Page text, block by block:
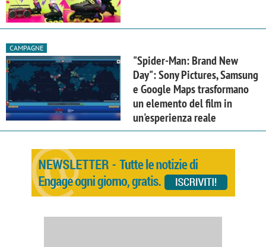
CAMPAGNE
"Spider-Man: Brand New
Day": Sony Pictures, Samsung
e Google Maps trasformano
un elemento del film in
un'esperienza reale